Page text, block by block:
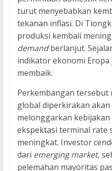
turut menyebabkan
tekanan inflasi. Di
produksi kembali
demandberlanjut.
indikator ekonomi
membaik.
Perkembangan
global diperkirakan
melonggarkan
ekspektasi terminal rate
meningkat. Investor
dari emerging market,
pelemahan mayoritas